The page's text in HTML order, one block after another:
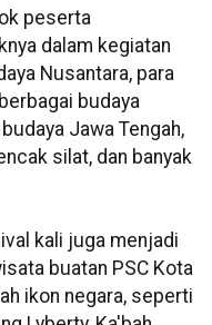
peserta
dalam kegiatan
Nusantara, para
budaya
Jawa Tengah,
silat, dan banyak
kali juga menjadi
buatan PSC Kota
ikon negara, seperti